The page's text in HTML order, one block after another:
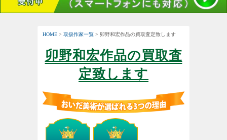
HOME > 取扱作家一覧 > 卯野和宏作品の買取査定致します
卯野和宏作品の買取査
定致します